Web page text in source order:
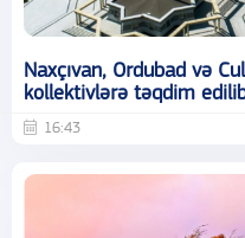
Naxçıvan, Ordubad və
kollektivlərə təqdim
16:43